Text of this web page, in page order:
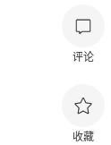
评论
收藏